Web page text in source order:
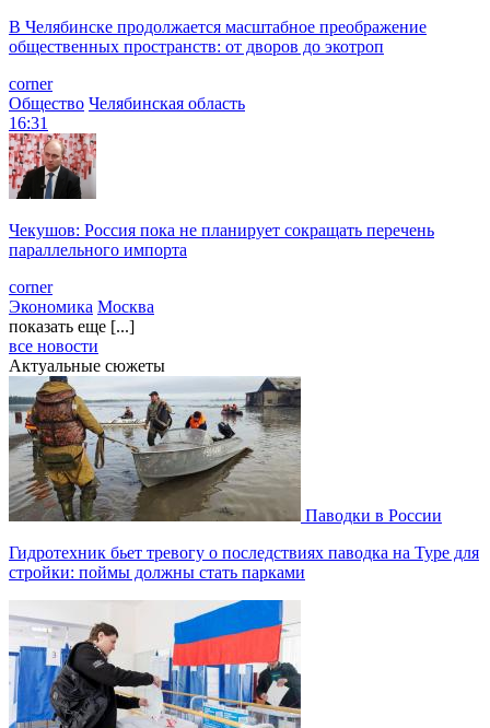
В Челябинске продолжается масштабное преображение
общественных пространств: от дворов до экотроп
corner
Общество Челябинская область
16:31
Чекушов: Россия пока не планирует сокращать перечень
параллельного импорта
corner
Экономика Москва
показать еще [...]
все новости
Актуальные сюжеты
Паводки в России
Гидротехник бьет тревогу о последствиях паводка на Туре для
стройки: поймы должны стать парками